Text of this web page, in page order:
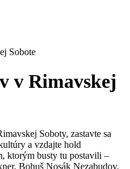
Sobote
v Rimavskej
Soboty, zastavte sa
a vzdajte hold
ktorým busty tu postavili –
Bohuš Nosák Nezabudov.